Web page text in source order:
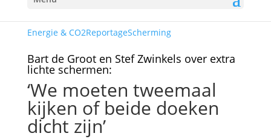
Energie & CO2ReportageScherming
Bart de Groot en Stef Zwinkels over extra
lichte schermen:
‘We moeten tweemaal
kijken of beide doeken
dicht zijn’